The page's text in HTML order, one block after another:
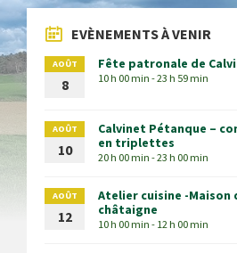
EVÈNEMENTS À VENIR
AOÛT
8
Fête patronale de
10 h 00 min - 23 h 59 min
AOÛT
10
Calvinet Pétanque –
en triplettes
20 h 00 min - 23 h 00 min
AOÛT
12
Atelier cuisine -Maison
châtaigne
10 h 00 min - 12 h 00 min